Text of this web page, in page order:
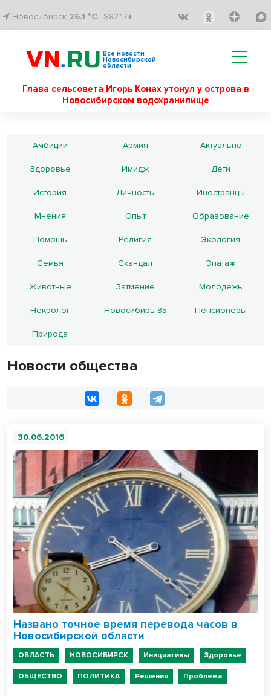
Новосибирск 26.1 °C $82.17↑
Все новости
Новосибирской
области
Глава сельсовета Игорь Конах утонул у острова в
Новосибирском водохранилище
Амбиции Армия Актуально
Здоровье Имидж Дети
История Личность Иностранцы
Мнения Опыт Образование
Помощь Религия Экология
Семья Скандал Эпатаж
Животные Затмение Молодежь
Некролог Новосибирь 85 Пенсионеры
Природа
Новости общества
30.06.2016
Названо точное время перевода часов в
Новосибирской области
ОБЛАСТЬ НОВОСИБИРСК Инициативы Здоровье
ОБЩЕСТВО ПОЛИТИКА Решения Проблема